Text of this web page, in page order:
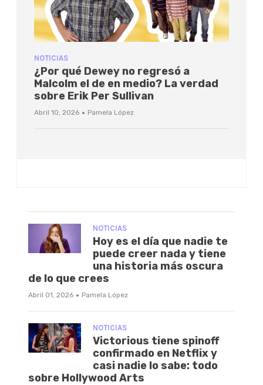
NOTICIAS
¿Por qué Dewey no regresó a
Malcolm el de en medio? La verdad
sobre Erik Per Sullivan
Abril 10, 2026 · Pamela López
NOTICIAS
Hoy es el día que nadie te
puede creer nada y tiene
una historia más oscura
de lo que crees
Abril 01, 2026 · Pamela López
NOTICIAS
Victorious tiene spinoff
confirmado en Netflix y
casi nadie lo sabe: todo
sobre Hollywood Arts